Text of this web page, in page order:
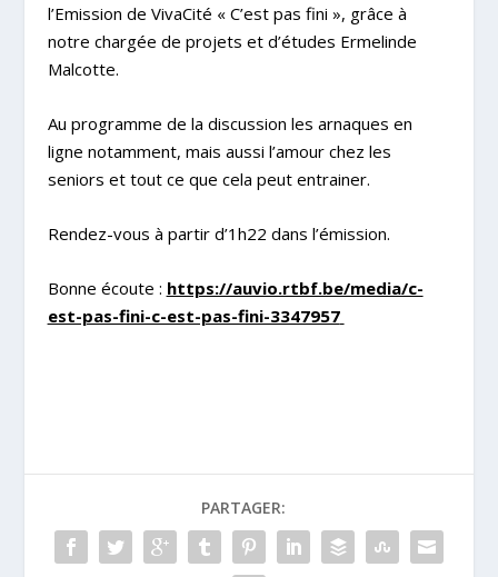
l’Emission de VivaCité « C’est pas fini », grâce à
notre chargée de projets et d’études Ermelinde
Malcotte.
Au programme de la discussion les arnaques en
ligne notamment, mais aussi l’amour chez les
seniors et tout ce que cela peut entrainer.
Rendez-vous à partir d’1h22 dans l’émission.
Bonne écoute : https://auvio.rtbf.be/media/c-
est-pas-fini-c-est-pas-fini-3347957
PARTAGER: